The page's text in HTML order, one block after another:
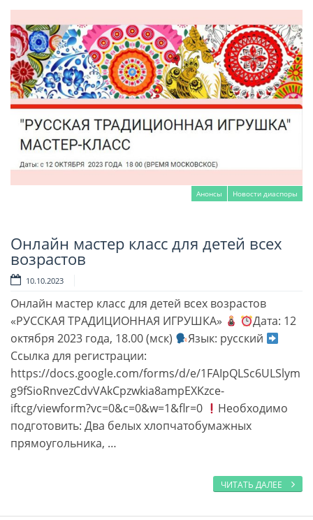
Анонсы Новости диаспоры
Читать далее
Онлайн мастер класс для детей всех
возрастов
10.10.2023
Онлайн мастер класс для детей всех возрастов
«РУССКАЯ ТРАДИЦИОННАЯ ИГРУШКА»
Дата: 12
октября 2023 года, 18.00 (мск)
Язык: русский
Ссылка для регистрации:
https://docs.google.com/forms/d/e/1FAIpQLSc6ULSlym
g9fSioRnvezCdvVAkCpzwkia8ampEXKzce-
iftcg/viewform?vc=0&c=0&w=1&flr=0
Необходимо
подготовить: Два белых хлопчатобумажных
прямоугольника, …
ЧИТАТЬ ДАЛЕЕ